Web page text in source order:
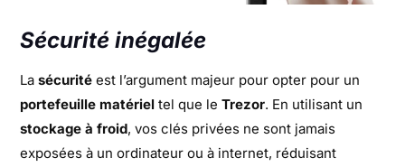
Sécurité inégalée
Lasécurité est l’argument majeur pour opter pour un
portefeuille matériel tel que leTrezor. En utilisant un
stockage à froid, vos clés privées ne sont jamais
exposées à un ordinateur ou à internet, réduisant